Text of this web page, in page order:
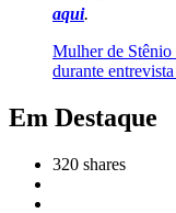
aqui.
Mulher de Stênio
durante
Em Destaque
320 shares